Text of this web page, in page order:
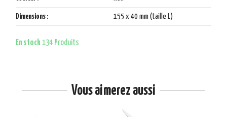
Dimensions : 155 x 40 mm (taille L)
En stock 134 Produits
Vous aimerez aussi